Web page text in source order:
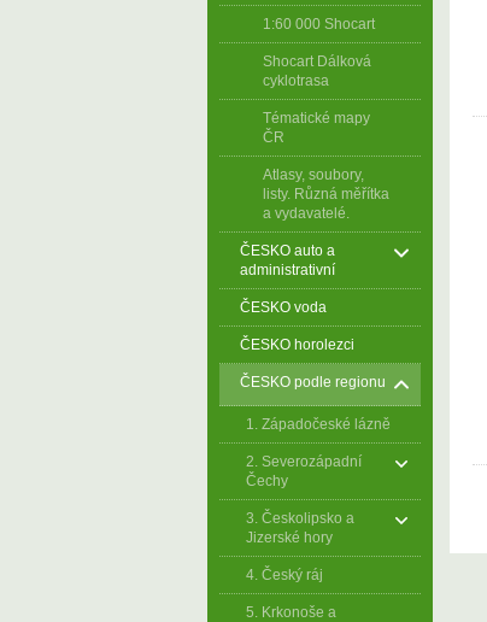
1:60 000 Shocart
Shocart Dálková
cyklotrasa
Tématické mapy
ČR
Atlasy, soubory,
listy. Různá měřítka
a vydavatelé.
ČESKO auto a
administrativní
ČESKO voda
ČESKO horolezci
ČESKO podle regionu
1. Západočeské lázně
2. Severozápadní
Čechy
3. Českolipsko a
Jizerské hory
4. Český ráj
5. Krkonoše a